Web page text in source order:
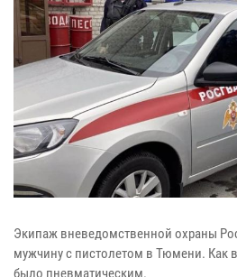
Экипаж вневедомственной охраны
мужчину с пистолетом в Тюмени. Как
было пневматическим.